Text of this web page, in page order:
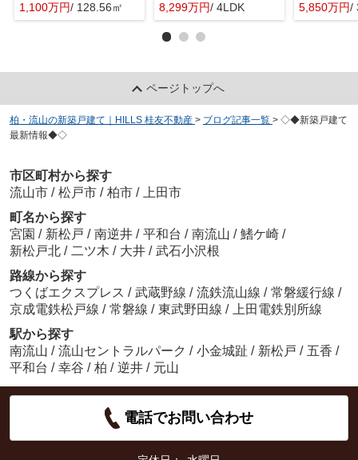
1,100万円/ 128.56㎡
8,299万円/ 4LDK 5,850万円/
ページトップへ
柏・流山の新築戸建て｜HILLS 桂友不動産 > ブログ記事一覧 > ◇◆新築戸建て
最新情報◆◇
市区町村から探す
流山市 / 松戸市 / 柏市 /
上田市
町名から探す
宮園 / 新松戸 / 南逆井 / 平和台 / 南流山 / 鰭ケ崎 /
新松戸北 / 二ツ木 / 大井 / 武石小沢根
路線から探す
つくばエクスプレス / 武蔵野線 / 流鉄流山線 / 常磐緩行線 /
京成電鉄松戸線 / 常磐線 / 東武野田線 /
上田電鉄別所線
駅から探す
南流山 / 流山セントラルパーク / 小金城趾 / 新松戸 / 五香 /
平和台 / 幸谷 / 柏 / 逆井 / 元山
電話でお問い合わせ